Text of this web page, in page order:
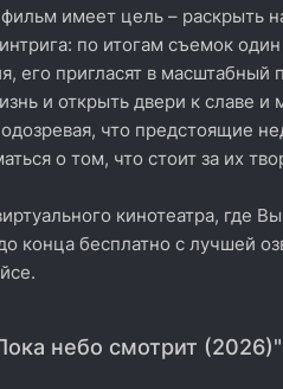
имеет цель – раскрыть
по итогам съемок
его пригласят в масштабный
и открыть двери к славе и
что предстоящие
о том, что стоит за их
кинотеатра, где
конца бесплатно с лучшей
небо смотрит